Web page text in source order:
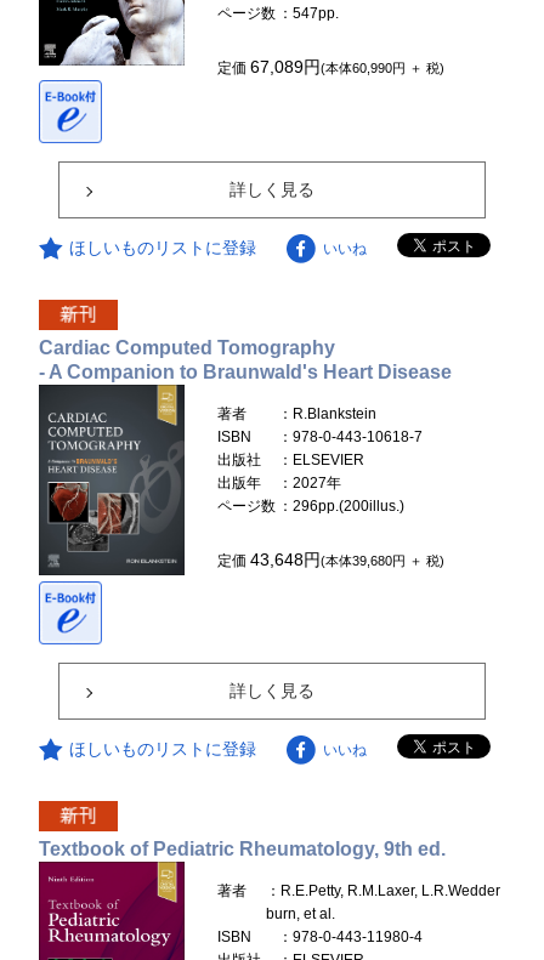
ページ数 ：547pp.
定価67,089円(本体60,990円 ＋ 税)
詳しく見る
ほしいものリストに登録 いいね
Cardiac Computed Tomography
- A Companion to Braunwald's Heart Disease
著者
：R.Blankstein
ISBN
：978-0-443-10618-7
出版社
：ELSEVIER
出版年
：2027年
ページ数 ：296pp.(200illus.)
定価43,648円(本体39,680円 ＋ 税)
詳しく見る
ほしいものリストに登録 いいね
Textbook of Pediatric Rheumatology, 9th ed.
著者
：R.E.Petty, R.M.Laxer, L.R.Wedder
burn, et al.
ISBN
：978-0-443-11980-4